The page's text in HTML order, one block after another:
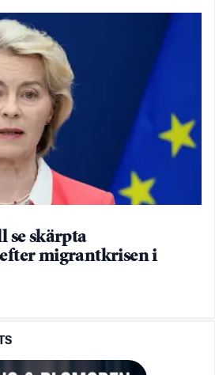
se skärpta
migrantkrisen i